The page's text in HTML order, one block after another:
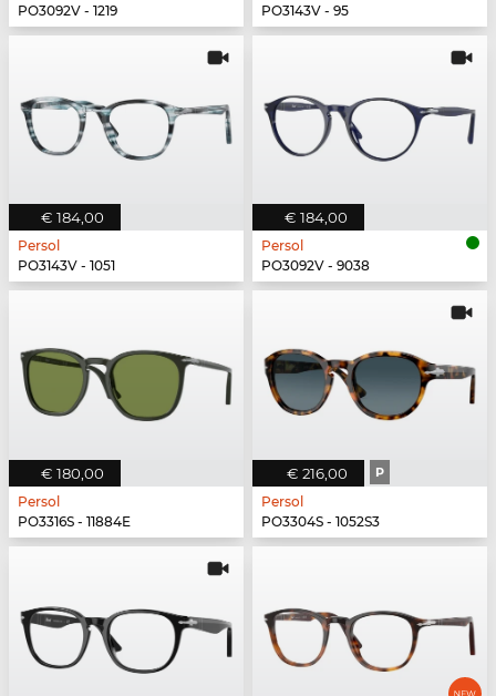
PO3092V - 1219
PO3143V - 95
€ 184,00
Persol
PO3143V - 1051
€ 184,00
Persol
PO3092V - 9038
€ 180,00
Persol
PO3316S - 11884E
€ 216,00 P
Persol
PO3304S - 1052S3